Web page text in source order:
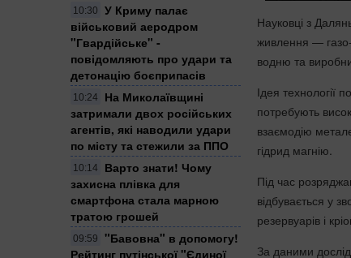
10:30
У Криму палає
військовий аеродром
"Гвардійське" -
повідомляють про удари та
детонацію боєприпасів
10:24
На Миколаївщині
затримали двох російських
агентів, які наводили удари
по місту та стежили за ППО
10:14
Варто знати! Чому
захисна плівка для
смартфона стала марною
тратою грошей
09:59
"Бавовна" в допомогу!
Рейтинг путінської "Єдиної
Науковці з
живлення —
водню та
Ідея технології
потребують
взаємодію
гідрид магнію.
Під час
відбувається у
резервуарів і
За даними